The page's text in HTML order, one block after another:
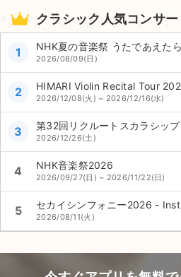
クラシック人気コンサ
1 NHK夏の音楽祭 うたであえた
2026/08/09(日)
2 2026/12/08(火) ~ 2026/12/16(水)
3 第32回リクルートスカラシッ
2026/12/26(土)
4 NHK音楽祭2026
2026/09/27(日) ~ 2026/11/22(日)
5 セカイシンフォニー2026 -
2026/08/11(火)